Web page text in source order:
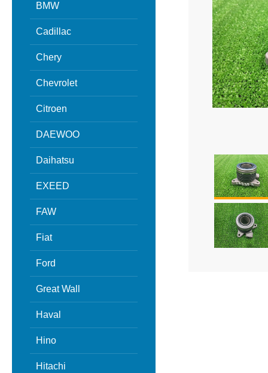
BMW
Cadillac
Chery
Chevrolet
Citroen
DAEWOO
Daihatsu
EXEED
FAW
Fiat
Ford
Great Wall
Haval
Hino
Hitachi